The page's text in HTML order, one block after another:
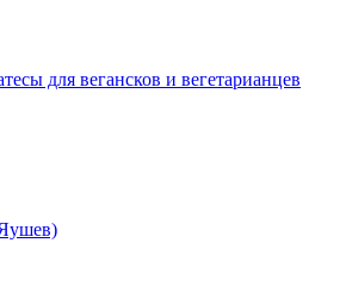
для вегансков и вегетарианцев